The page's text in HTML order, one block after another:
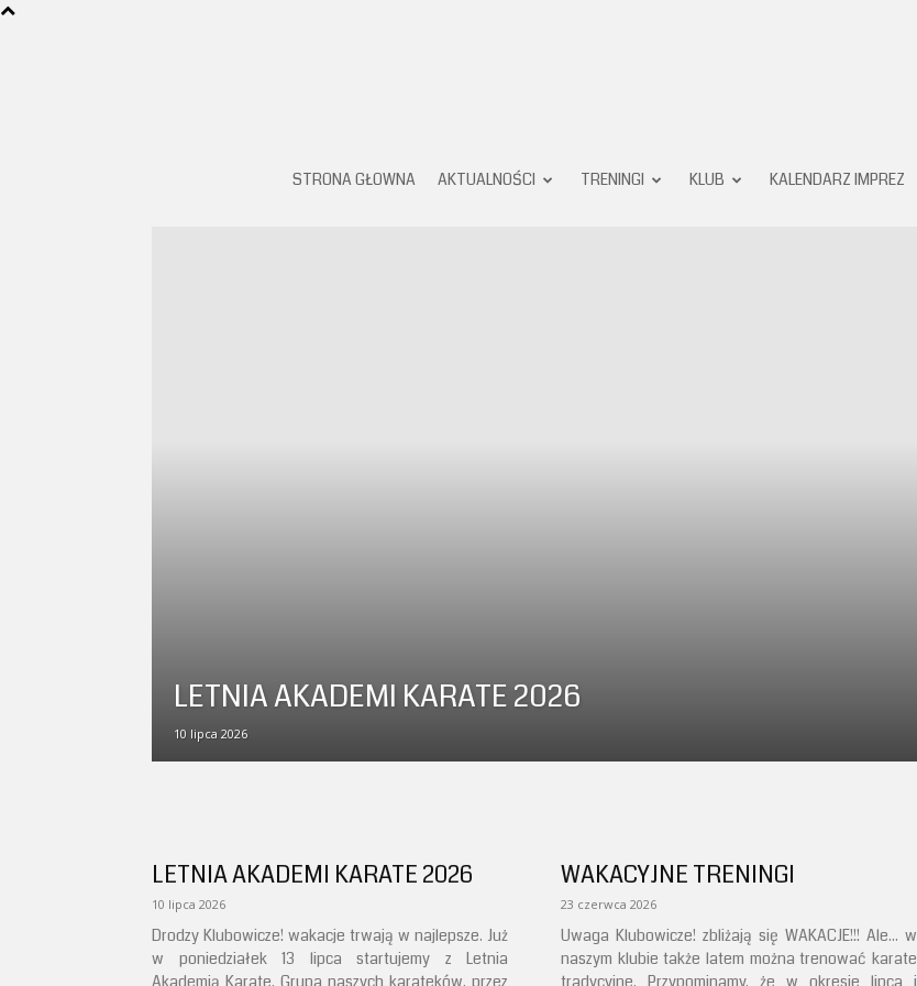
STRONA GŁOWNA AKTUALNOŚCI TRENINGI KLUB KALENDARZ IMPREZ
LETNIA AKADEMI KARATE 2026
10 lipca 2026
LETNIA AKADEMI KARATE 2026
10 lipca 2026
Drodzy Klubowicze! wakacje trwają w najlepsze. Już
w poniedziałek 13 lipca startujemy z Letnia
Akademią Karate. Grupa naszych karateków, przez
WAKACYJNE TRENINGI
23 czerwca 2026
Uwaga Klubowicze! zbliżają się WAKACJE!!! Ale... w
naszym klubie także latem można trenować karate
tradycyjne. Przypominamy, że w okresie lipca i